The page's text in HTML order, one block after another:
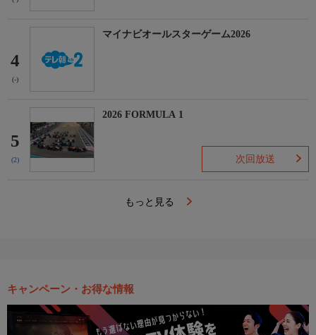
4
(-)
マイナビオールスターゲーム2026
5
(2)
2026 FORMULA 1
次回放送
もっと見る
キャンペーン・お得な情報